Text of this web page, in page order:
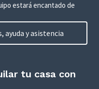
estará encantado de
ayuda y asistencia
tu casa con